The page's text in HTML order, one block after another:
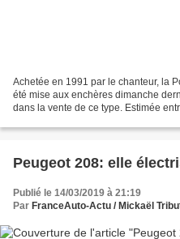
Achetée en 1991 par le chanteur, la
été mise aux enchères dimanche
dans la vente de ce type. Estimée
Peugeot 208: elle
Publié le 14/03/2019 à 21:19
Par FranceAuto-Actu / Mickaël